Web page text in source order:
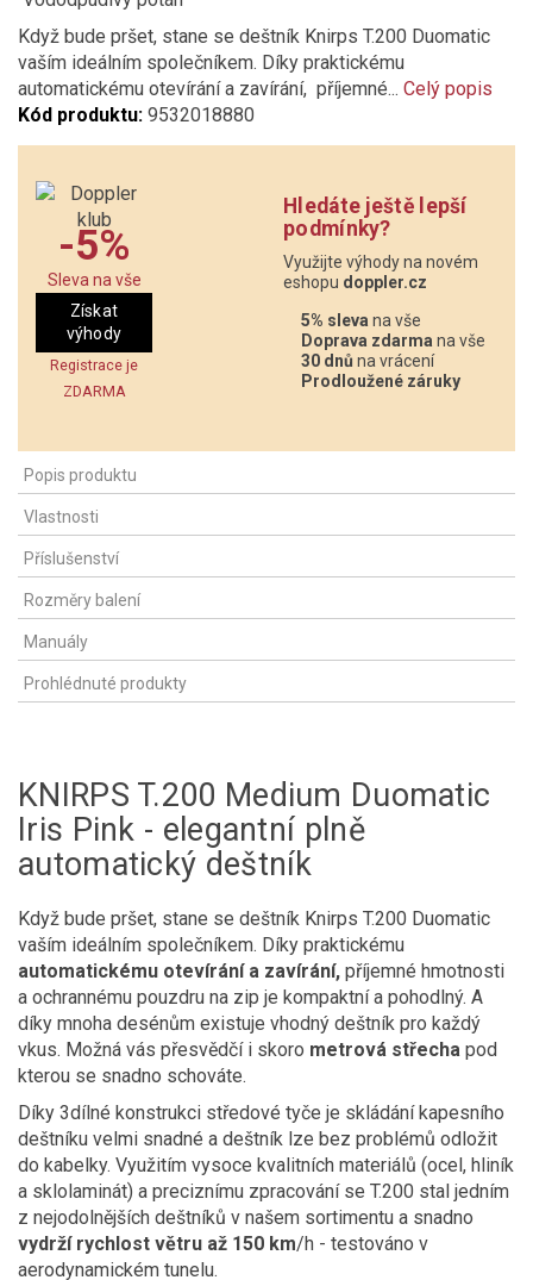
Když bude pršet, stane se deštník Knirps T.200 Duomatic
vaším ideálním společníkem. Díky praktickému
automatickému otevírání a zavírání, příjemné... Celý popis
Kód produktu: 9532018880
-5%
Sleva na vše
Získat
výhody
Registrace je
ZDARMA
Hledáte ještě lepší
podmínky?
Využijte výhody na novém
eshopu doppler.cz
5% sleva na vše
Doprava zdarma na vše
30 dnů na vrácení
Prodloužené záruky
Popis produktu
Vlastnosti
Příslušenství
Rozměry balení
Manuály
Prohlédnuté produkty
KNIRPS T.200 Medium Duomatic
Iris Pink - elegantní plně
automatický deštník
Když bude pršet, stane se deštník Knirps T.200 Duomatic
vaším ideálním společníkem. Díky praktickému
automatickému otevírání a zavírání, příjemné hmotnosti
a ochrannému pouzdru na zip je kompaktní a pohodlný. A
díky mnoha desénům existuje vhodný deštník pro každý
vkus. Možná vás přesvědčí i skoro metrová střecha pod
kterou se snadno schováte.
Díky 3dílné konstrukci středové tyče je skládání kapesního
deštníku velmi snadné a deštník lze bez problémů odložit
do kabelky. Využitím vysoce kvalitních materiálů (ocel, hliník
a sklolaminát) a preciznímu zpracování se T.200 stal jedním
z nejodolnějších deštníků v našem sortimentu a snadno
vydrží rychlost větru až 150 km/h - testováno v
aerodynamickém tunelu.